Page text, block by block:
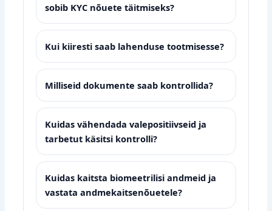
sobib KYC nõuete täitmiseks?
Kui kiiresti saab lahenduse tootmisesse?
Milliseid dokumente saab kontrollida?
Kuidas vähendada valepositiivseid ja
tarbetut käsitsi kontrolli?
Kuidas kaitsta biomeetrilisi andmeid ja
vastata andmekaitsenõuetele?